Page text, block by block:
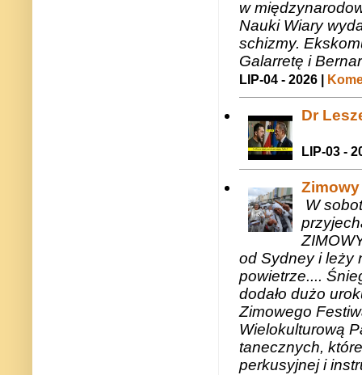
w
Nauki Wiary
schizmy.
Galarretę i
LIP-04 - 2026 |
Dr
LIP-03 -
W
od Sydney i leży
powietrze....
dodało dużo
Zimowego
Wielokulturową
tanecznych,
perkusyjnej i